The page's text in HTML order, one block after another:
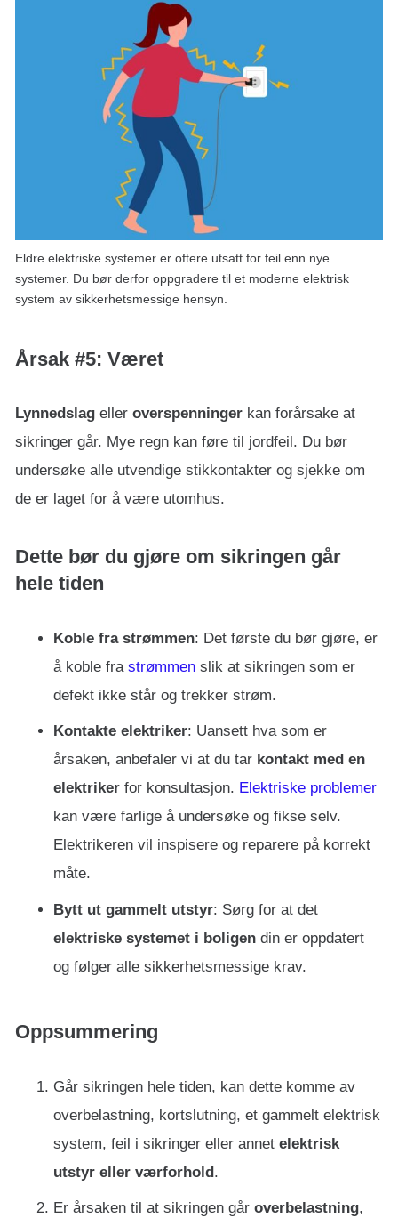
Eldre elektriske systemer er oftere utsatt for feil enn nye
systemer. Du bør derfor oppgradere til et moderne elektrisk
system av sikkerhetsmessige hensyn.
Årsak #5: Været
Lynnedslag eller overspenninger kan forårsake at
sikringer går. Mye regn kan føre til jordfeil. Du bør
undersøke alle utvendige stikkontakter og sjekke om
de er laget for å være utomhus.
Dette bør du gjøre om sikringen går
hele tiden
Koble fra strømmen: Det første du bør gjøre, er
å koble fra strømmenslik at sikringen som er
defekt ikke står og trekker strøm.
Kontakte elektriker: Uansett hva som er
årsaken, anbefaler vi at du tar kontakt med en
elektrikerfor konsultasjon. Elektriske problemer
kan være farlige å undersøke og fikse selv.
Elektrikeren vil inspisere og reparere på korrekt
måte.
Bytt ut gammelt utstyr: Sørg for at det
elektriske systemet i boligendin er oppdatert
og følger alle sikkerhetsmessige krav.
Oppsummering
Går sikringen hele tiden, kan dette komme av
overbelastning, kortslutning, et gammelt elektrisk
system, feil i sikringer eller annet elektrisk
utstyr eller værforhold.
Er årsaken til at sikringen går overbelastning,